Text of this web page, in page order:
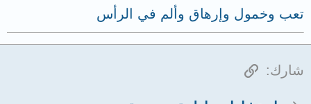
تعب وخمول وإرهاق وألم في الرأس
شارك: الرابط